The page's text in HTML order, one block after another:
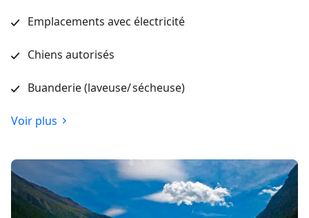
Emplacements avec électricité
Chiens autorisés
Buanderie (laveuse/ sécheuse)
Voir plus